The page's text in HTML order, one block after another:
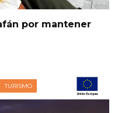
por mantener
TURISMO